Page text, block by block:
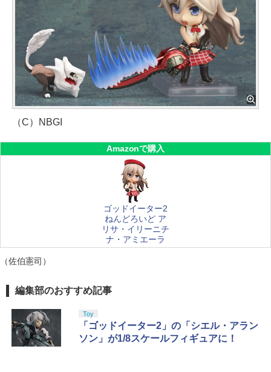
（C）NBGI
Amazonで購入
ゴッドイーター2
ねんどろいど ア
リサ・イリーニチ
ナ・アミエーラ
（佐伯憲司）
編集部のおすすめ記事
Toy
「ゴッドイーター2」の「シエル・アラン
ソン」が1/8スケールフィギュアに！